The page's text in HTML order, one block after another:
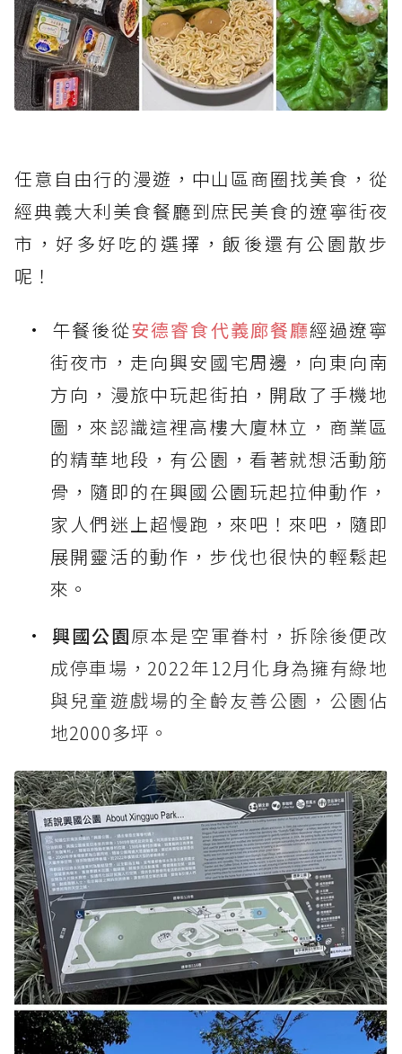
任意自由行的漫遊，中山區商圈找美食，從
經典義大利美食餐廳到庶民美食的遼寧街夜
市，好多好吃的選擇，飯後還有公園散步
呢！
午餐後從安德睿食代義廊餐廳經過遼寧
街夜市，走向興安國宅周邊，向東向南
方向，漫旅中玩起街拍，開啟了手機地
圖，來認識這裡高樓大廈林立，商業區
的精華地段，有公園，看著就想活動筋
骨，隨即的在興國公園玩起拉伸動作，
家人們迷上超慢跑，來吧！來吧，隨即
展開靈活的動作，步伐也很快的輕鬆起
來。
興國公園原本是空軍眷村，拆除後便改
成停車場，2022年12月化身為擁有綠地
與兒童遊戲場的全齡友善公園，公園佔
地2000多坪。